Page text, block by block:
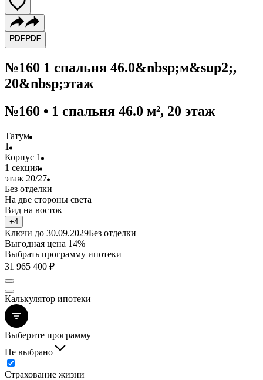
№160 1 спальня 46.0&nbsp;м&sup2;,
20&nbsp;этаж
№160 • 1 спальня 46.0 м², 20 этаж
Татум
1
Корпус 1
1 секция
этаж 20/27
Без отделки
На две стороны света
Вид на восток
+4
Ключи до 30.09.2029Без отделки
Выгодная цена 14%
Выбрать программу ипотеки
31 965 400 ₽
Калькулятор ипотеки
Выберите программу
Не выбрано
Страхование жизни